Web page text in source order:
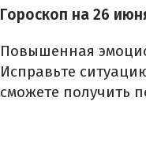
Гороскоп на 26
Повышенная
Исправьте
сможете получить